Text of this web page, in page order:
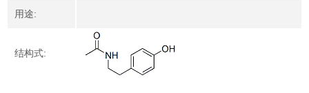
用途:
结构式: